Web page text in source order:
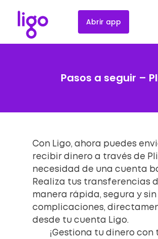
Abrir app
Pasos a seguir –
Con Ligo, ahora puedes
recibir dinero a través de
necesidad de una cuenta
Realiza tus transferencias
manera rápida, segura y sin
complicaciones,
desde tu cuenta Ligo.
¡Gestiona tu dinero con